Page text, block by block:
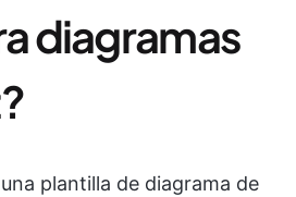
diagramas
plantilla de diagrama de